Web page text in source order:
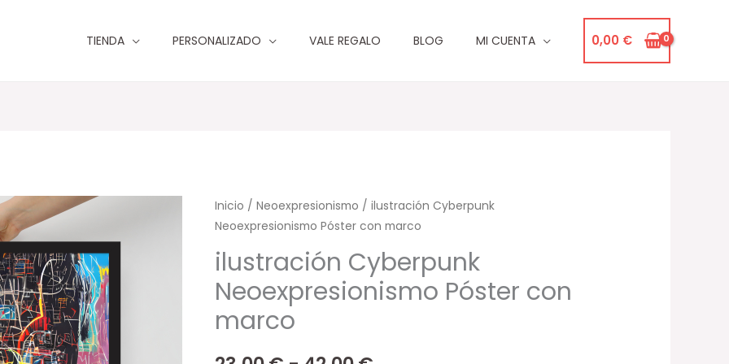
TIENDA PERSONALIZADO VALE REGALO BLOG MI CUENTA 0,00 €
Inicio / Neoexpresionismo / ilustración Cyberpunk
Neoexpresionismo Póster con marco
ilustración Cyberpunk
Neoexpresionismo Póster con
marco
Rango
precios:
ilustración
Cyberpunk
Neoexpresionismo
Póster
con
marco